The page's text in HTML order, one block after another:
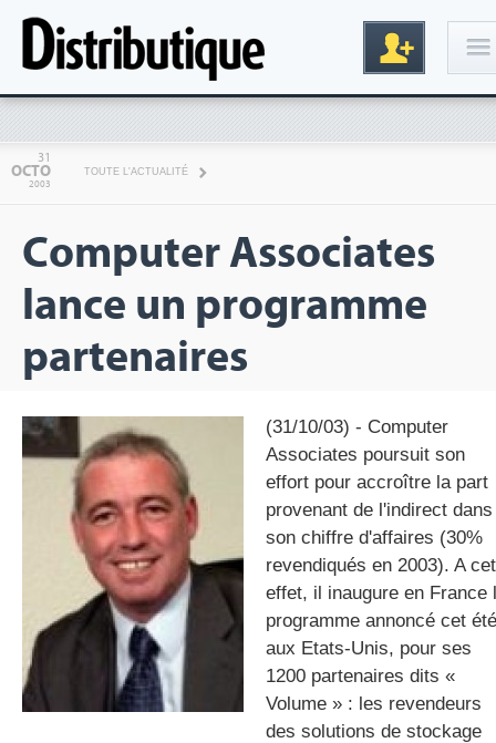
gratuite
31
OCTO
2003
TOUTE L'ACTUALITÉ
Computer Associates
lance un programme
partenaires
(31/10/03) - Computer
Associates poursuit son
effort pour accroître la part
provenant de l'indirect dans
son chiffre d'affaires (30%
revendiqués en 2003). A cet
effet, il inaugure en France
programme annoncé cet été
aux Etats-Unis, pour ses
1200 partenaires dits «
Volume » : les revendeurs
des solutions de stockage